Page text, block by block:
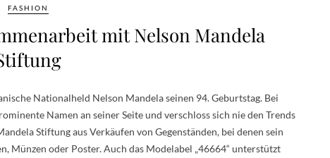
FASHION
mit Nelson Mandela
Nationalheld Nelson Mandela seinen 94. Geburtstag. Bei
Namen an seiner Seite und verschloss sich nie den Trends
Stiftung aus Verkäufen von Gegenständen, bei denen sein
Münzen oder Poster. Auch das Modelabel „46664“ unterstützt